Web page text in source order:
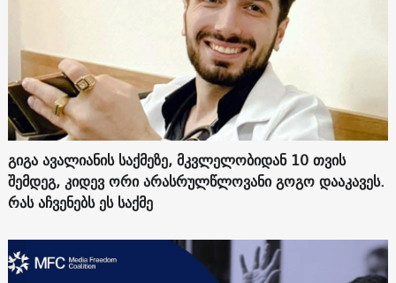
გიგა ავალიანის საქმეზე, მკვლელობიდან 10 თვის
შემდეგ, კიდევ ორი არასრულწლოვანი გოგო დააკავეს.
რას აჩვენებს ეს საქმე